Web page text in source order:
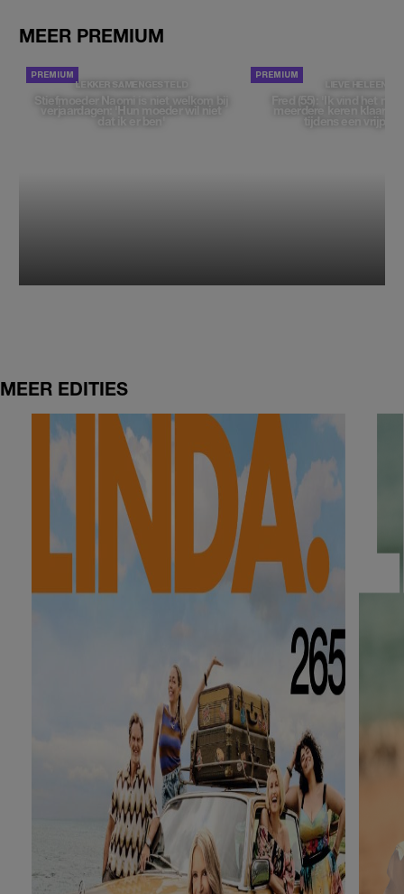
MEER PREMIUM
LEKKER SAMENGESTELD
Stiefmoeder Naomi is niet welkom bij
verjaardagen: 'Hun moeder wil niet
dat ik er ben'
LIEVE HELEEN
Fred (55): 'Ik vind het
meerdere keren klaar te
tijdens een
MEER EDITIES